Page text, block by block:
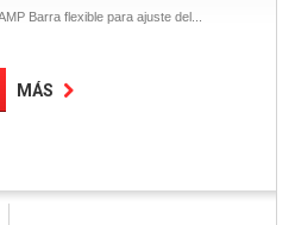
Barra flexible para ajuste del...
MÁS